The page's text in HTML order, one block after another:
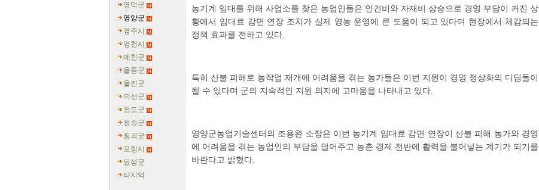
영덕군
영양군
영주시
영천시
예천군
울릉군
울진군
의성군
청도군
청송군
칠곡군
포항시
달성군
타지역
농기계 임대를 위해 사업소를 찾은 농업인들은 인건비와 자재비 상승으로 경영 부담이 커진 상
황에서 임대료 감면 연장 조치가 실제 영농 운영에 큰 도움이 되고 있다며 현장에서 체감되는
정책 효과를 전하고 있다.
특히 산불 피해로 농작업 재개에 어려움을 겪는 농가들은 이번 지원이 경영 정상화의 디딤돌이
될 수 있다며 군의 지속적인 지원 의지에 고마움을 나타내고 있다.
영양군농업기술센터의 조용완 소장은 이번 농기계 임대료 감면 연장이 산불 피해 농가와 경영
에 어려움을 겪는 농업인의 부담을 덜어주고 농촌 경제 전반에 활력을 불어넣는 계기가 되기를
바란다고 밝혔다.